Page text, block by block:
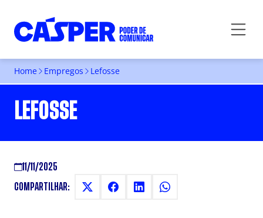
Home Empregos Lefosse
LEFOSSE
11/11/2025
COMPARTILHAR: